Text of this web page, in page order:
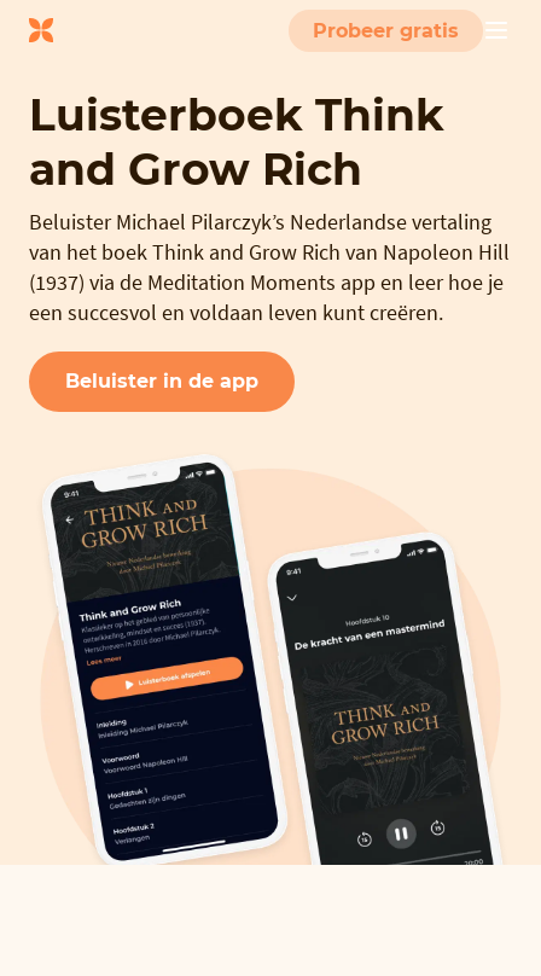
Probeer gratis
Luisterboek Think
and Grow Rich
Beluister Michael Pilarczyk’s Nederlandse vertaling
van het boek Think and Grow Rich van Napoleon Hill
(1937) via de Meditation Moments app en leer hoe je
een succesvol en voldaan leven kunt creëren.
Beluister in de app